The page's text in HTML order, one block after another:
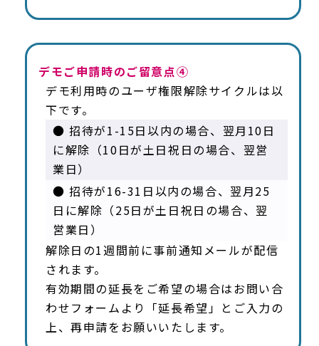
デモご申請時のご留意点④
デモ利用時のユーザ権限解除サイクルは以
下です。
● 招待が1-15日以内の場合、翌月10日
に解除（10日が土日祝日の場合、翌営
業日）
● 招待が16-31日以内の場合、翌月25
日に解除（25日が土日祝日の場合、翌
営業日）
解除日の1週間前に事前通知メールが配信
されます。
有効期間の延長をご希望の場合はお問い合
わせフォームより「延長希望」とご入力の
上、再申請をお願いいたします。